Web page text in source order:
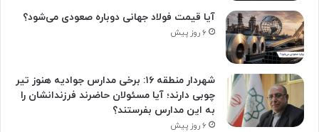
آیا قیمت فولاد جهانی دوباره صعودی می‌شود؟
۶ روز پیش
شهردار منطقه ۱۶: برخی مدارس جوادیه هنوز تیر
چوبی دارند؛ آیا مسئولان حاضرند فرزندانشان را
به این مدارس بفرستند؟
۶ روز پیش